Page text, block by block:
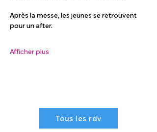
Après la messe, les jeunes se retrouvent
pour un after.
Afficher plus
Tous les rdv